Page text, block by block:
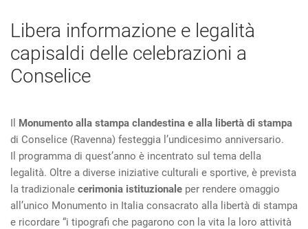
Libera informazione e legalità
capisaldi delle celebrazioni a
Conselice
Il Monumento alla stampa clandestina e alla libertà di stampa
di Conselice (Ravenna) festeggia l’undicesimo anniversario.
Il programma di quest’anno è incentrato sul tema della
legalità. Oltre a diverse iniziative culturali e sportive, è prevista
la tradizionale cerimonia istituzionale per rendere omaggio
all’unico Monumento in Italia consacrato alla libertà di stampa
e ricordare “i tipografi che pagarono con la vita la loro attività